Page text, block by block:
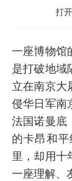
打
一座博物馆
是打破地域
立在南京大
侵华日军南
法国诺曼底
的卡昂和
里，却用十
一座理解、